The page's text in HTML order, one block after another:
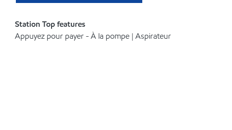
Station Top features
Appuyez pour payer - À la pompe | Aspirateur